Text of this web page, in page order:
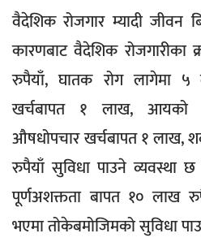
वैदेशिक रोजगार म्यादी जीवन
कारणबाट वैदेशिक रोजगारीका
रुपैयाँ, घातक रोग लागेमा ५
खर्चबापत १ लाख, आयको
औषधोपचार खर्चबापत १ लाख,
रुपैयाँ सुविधा पाउने व्यवस्था
पूर्णअशक्तता बापत १० लाख
भएमा तोकेबमोजिमको सुविधा